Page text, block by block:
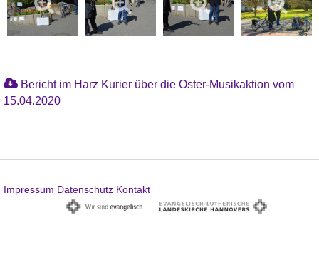
Bericht im Harz Kurier über die Oster-Musikaktion vom
15.04.2020
Impressum Datenschutz Kontakt